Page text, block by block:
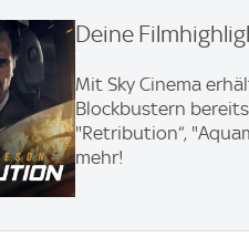
Deine
Mit Sky Cinema
Blockbustern
"Retribution“,
mehr!